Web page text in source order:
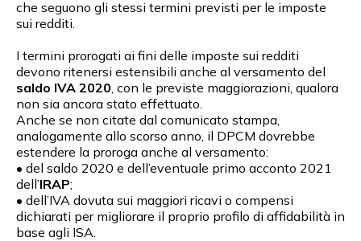
che seguono gli stessi termini previsti per le imposte
sui redditi.
I termini prorogati ai fini delle imposte sui redditi
devono ritenersi estensibili anche al versamento del
saldo IVA 2020 , con le previste maggiorazioni, qualora
non sia ancora stato effettuato.
Anche se non citate dal comunicato stampa,
analogamente allo scorso anno, il DPCM dovrebbe
estendere la proroga anche al versamento:
• del saldo 2020 e dell’eventuale primo acconto 2021
dell’IRAP;
• dell’IVA dovuta sui maggiori ricavi o compensi
dichiarati per migliorare il proprio profilo di affidabilità in
base agli ISA.